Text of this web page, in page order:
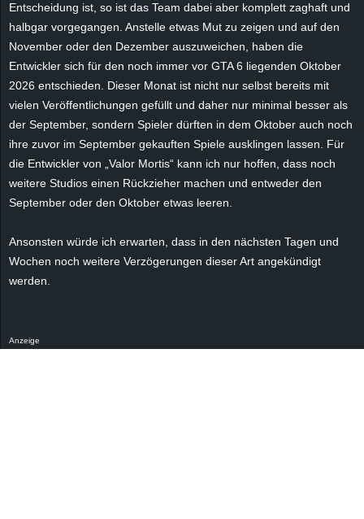
Entscheidung ist, so ist das Team dabei aber komplett zaghaft und
halbgar vorgegangen. Anstelle etwas Mut zu zeigen und auf den
November oder den Dezember auszuweichen, haben die
Entwickler sich für den noch immer vor GTA 6 liegenden Oktober
2026 entschieden. Dieser Monat ist nicht nur selbst bereits mit
vielen Veröffentlichungen gefüllt und daher nur minimal besser als
der September, sondern Spieler dürften in dem Oktober auch noch
ihre zuvor im September gekauften Spiele ausklingen lassen. Für
die Entwickler von „Valor Mortis“ kann ich nur hoffen, dass noch
weitere Studios einen Rückzieher machen und entweder den
September oder den Oktober etwas leeren.
Ansonsten würde ich erwarten, dass in den nächsten Tagen und
Wochen noch weitere Verzögerungen dieser Art angekündigt
werden.
Anzeige